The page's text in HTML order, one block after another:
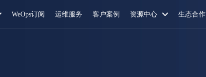
WeOps订阅 运维服务 客户案例 资源中心 生态合作